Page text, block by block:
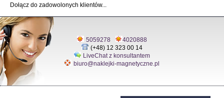
Dołącz do zadowolonych klientów...
5059278
4020888
(+48) 12 323 00 14
LiveChat z konsultantem
biuro@naklejki-magnetyczne.pl